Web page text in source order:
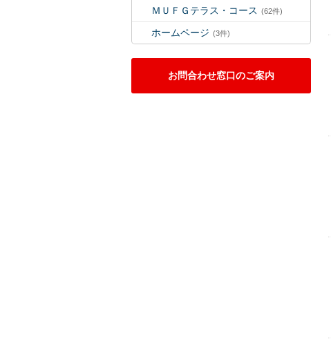
ＭＵＦＧテラス・コース (62件)
ホームページ (3件)
お問合わせ窓口のご案内